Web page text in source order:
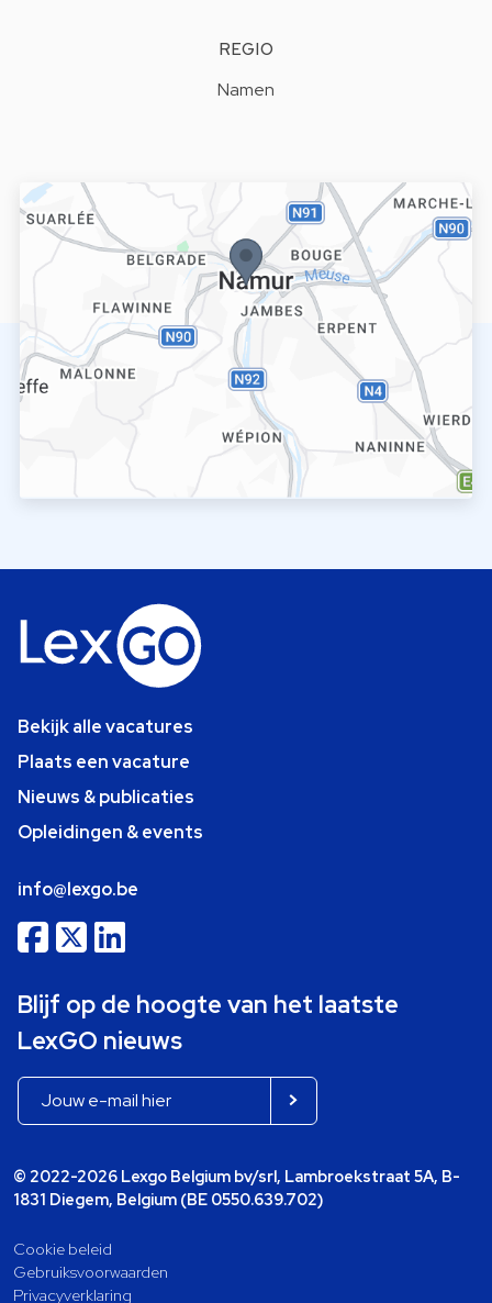
REGIO
Namen
Bekijk alle vacatures
Plaats een vacature
Nieuws & publicaties
Opleidingen & events
info@lexgo.be
Blijf op de hoogte van het laatste
LexGO nieuws
© 2022-2026 Lexgo Belgium bv/srl, Lambroekstraat 5A, B-
1831 Diegem, Belgium (BE 0550.639.702)
Cookie beleid
Gebruiksvoorwaarden
Privacyverklaring